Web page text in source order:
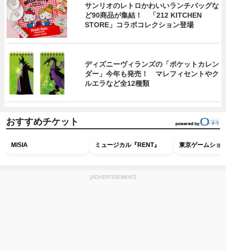
サンリオのレトロかわいいランチバッグな
ど90商品が集結！ 「212 KITCHEN
STORE」コラボコレクション登場
ディズニーヴィランズの「ポケットカレン
ダー」今年も発売！ マレフィセントやク
ルエラなど全12種類
おすすめチケット
MISIA ミュージカル『RENT』 東京ゲームショ
[ADVERTISEMENT]